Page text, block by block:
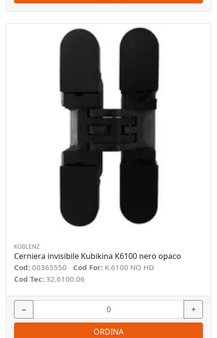
KOBLENZ
Cerniera invisibile Kubikina K6100 nero opaco
Cod: 00365550 Cod For: K 6100 NO HD
Cod Tec: 32.6100.06
− +
ORDINA